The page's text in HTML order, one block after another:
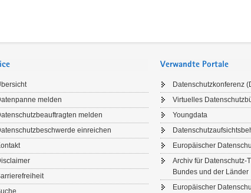
melden
melden
einreichen
Verwandte Portale
Datenschutzkonferenz
Virtuelles
Youngdata
Europäischer
Archiv für Datenschutz-
Bundes und der Länder
Europäischer